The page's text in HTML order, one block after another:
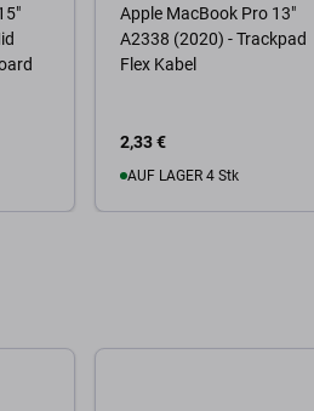
Apple MacBook Pro 13"
A2338 (2020) - Trackpad
Flex Kabel
2,33 €
AUF LAGER 4 Stk